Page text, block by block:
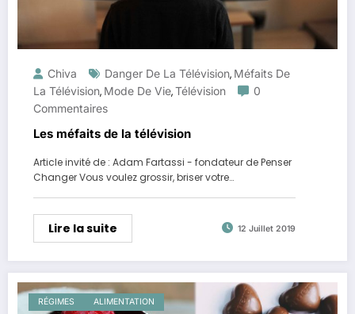
Chiva Danger De La Télévision, Méfaits De
La Télévision, Mode De Vie,Télévision
0
Commentaires
Les méfaits de la télévision
Article invité de : Adam Fartassi - fondateur de Penser
Changer Vous voulez grossir, briser votre…
Lire la suite 12 Juillet 2019
RÉGIMES ALIMENTATION